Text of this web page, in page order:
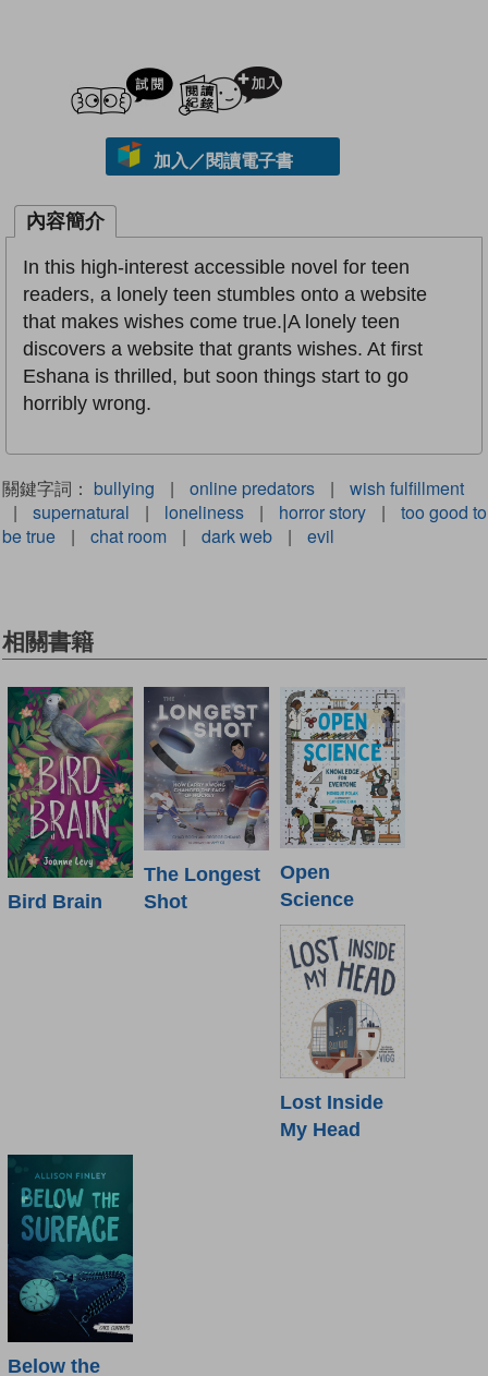
試閲
加入／閱讀電子書
內容簡介
In this high-interest accessible novel for teen
readers, a lonely teen stumbles onto a website
that makes wishes come true.|A lonely teen
discovers a website that grants wishes. At first
Eshana is thrilled, but soon things start to go
horribly wrong.
關鍵字詞： bullying | online predators |
wish fulfillment
|
supernatural | loneliness | horror story |
too good to
be true
| chat room | dark web | evil
相關書籍
Bird Brain
The Longest
Shot
Open
Science
Lost Inside
My Head
Below the